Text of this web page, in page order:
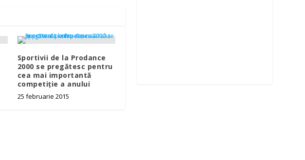
Sportivii de la Prodance
2000 se pregătesc pentru
cea mai importantă
competiție a anului
25 februarie 2015